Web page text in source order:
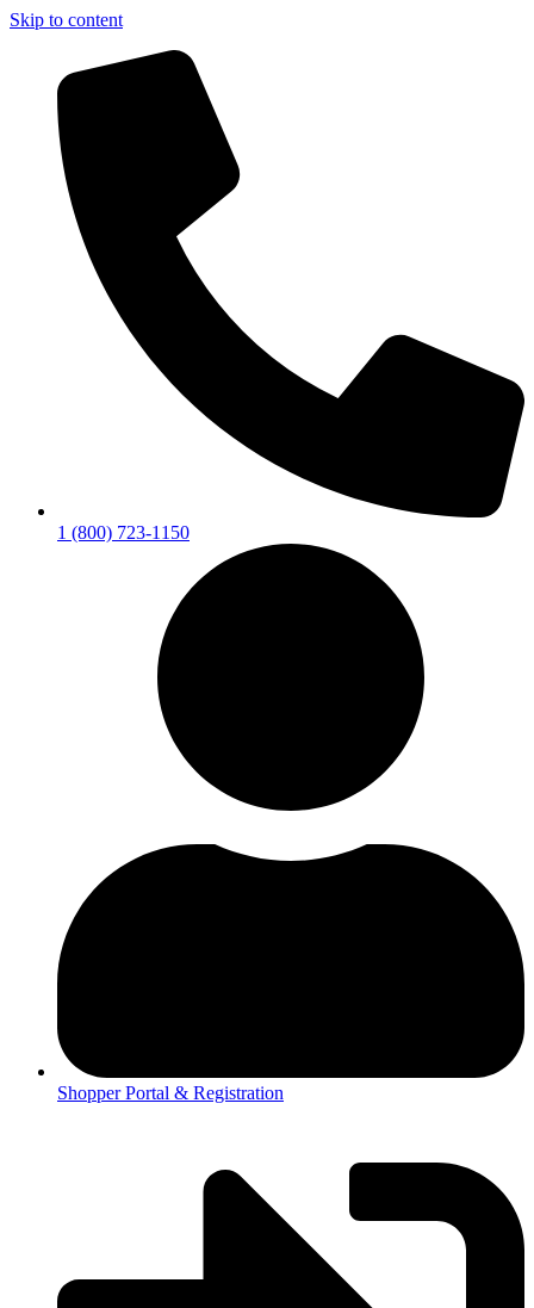
Skip to content
1 (800) 723-1150
Shopper Portal & Registration